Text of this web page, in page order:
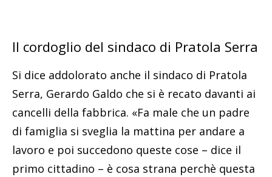
Il cordoglio del sindaco di Pratola Serra
Si dice addolorato anche il sindaco di Pratola
Serra, Gerardo Galdo che si è recato davanti ai
cancelli della fabbrica. «Fa male che un padre
di famiglia si sveglia la mattina per andare a
lavoro e poi succedono queste cose – dice il
primo cittadino – è cosa strana perchè questa